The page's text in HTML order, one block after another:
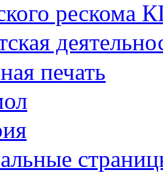
рескома
печать